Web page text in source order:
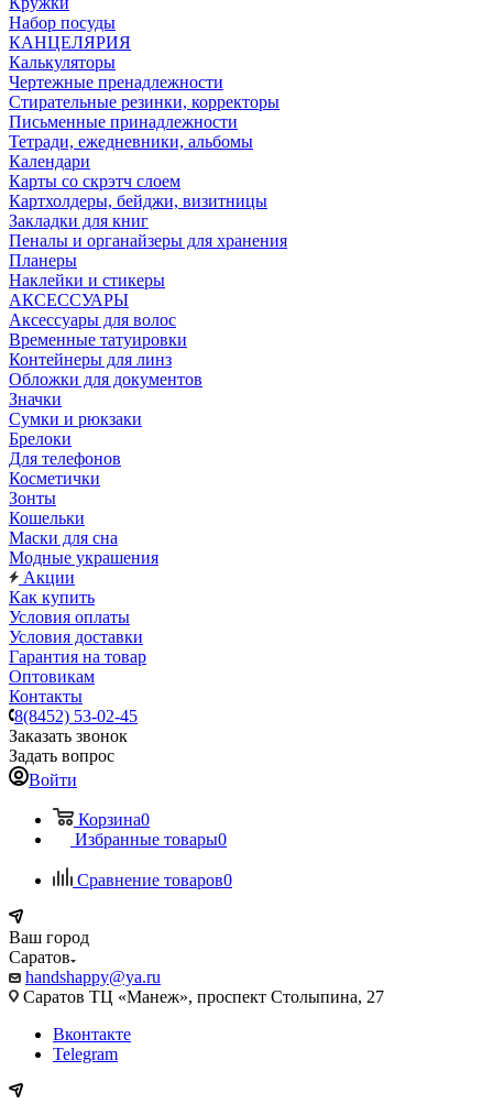
Набор посуды
КАНЦЕЛЯРИЯ
Калькуляторы
Чертежные пренадлежности
Стирательные резинки, корректоры
Письменные принадлежности
Тетради, ежедневники, альбомы
Календари
Карты со скрэтч слоем
Картхолдеры, бейджи, визитницы
Закладки для книг
Пеналы и органайзеры для хранения
Планеры
Наклейки и стикеры
АКСЕССУАРЫ
Аксессуары для волос
Временные татуировки
Контейнеры для линз
Обложки для документов
Значки
Сумки и рюкзаки
Брелоки
Для телефонов
Косметички
Зонты
Кошельки
Маски для сна
Модные украшения
Акции
Как купить
Условия оплаты
Условия доставки
Гарантия на товар
Оптовикам
Контакты
8(8452) 53-02-45
Заказать звонок
Задать вопрос
Войти
Корзина0
Избранные товары0
Сравнение товаров0
Ваш город
Саратов
handshappy@ya.ru
Саратов ТЦ «Манеж», проспект Столыпина, 27
Вконтакте
Telegram